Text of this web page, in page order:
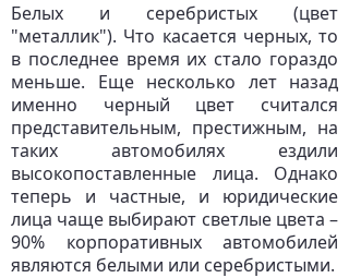
Белых и серебристых (цвет
"металлик"). Что касается черных, то
в последнее время их стало гораздо
меньше. Еще несколько лет назад
именно черный цвет считался
представительным, престижным, на
таких автомобилях ездили
высокопоставленные лица. Однако
теперь и частные, и юридические
лица чаще выбирают светлые цвета –
90% корпоративных автомобилей
являются белыми или серебристыми.